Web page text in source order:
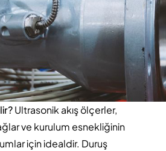
Ultrasonik akış ölçerler,
ve kurulum esnekliğinin
için idealdir. Duruş